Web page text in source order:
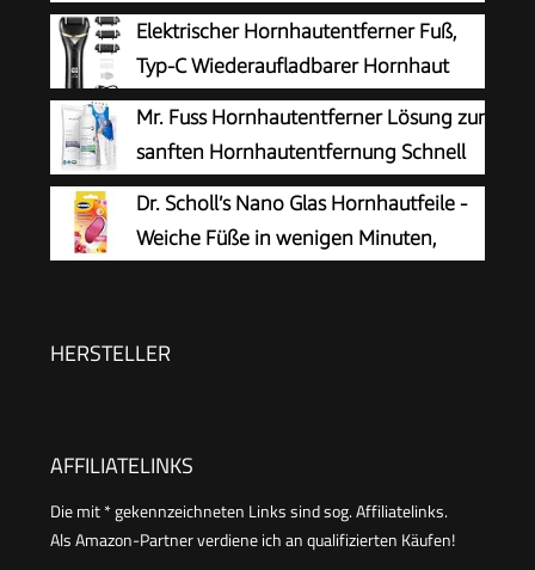
raue Haut, mit grober und feiner
Reibefläche, effektive Fußpflege für sofort
weiche Füße, waschbar und wiederverwendbar
Elektrischer Hornhautentferner Fuß,
Typ-C Wiederaufladbarer Hornhaut
Entferner mit 3 Rollenköpfen, Pediküre
Werkzeug zur Entfernung von harter und
abgestorbener Haut
Mr. Fuss Hornhautentferner Lösung zur
sanften Hornhautentfernung Schnell
erweichende Lotion 250ml No. 4 im
Plus Pack. Fußpflege Pediküre Set ohne
Schleifen mit Sofort-Effekt.
Dr. Scholl’s Nano Glas Hornhautfeile -
Weiche Füße in wenigen Minuten,
Trockene Füße, Hornhaut Entfernen Fuß,
HERSTELLER
AFFILIATELINKS
Die mit * gekennzeichneten Links sind sog. Affiliatelinks.
Als Amazon-Partner verdiene ich an qualifizierten Käufen!